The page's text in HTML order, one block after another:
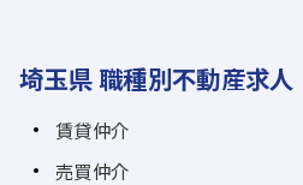
埼玉県 職種別不動産求人
賃貸仲介
売買仲介